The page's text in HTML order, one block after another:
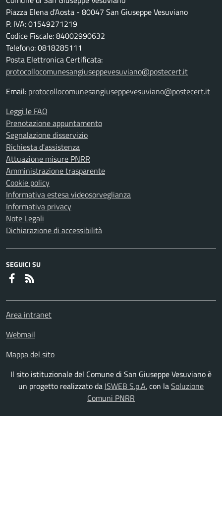
Piazza Elena d'Aosta - 80047 San Giuseppe Vesuviano
P. IVA: 01549271219
Codice Fiscale: 84002990632
Telefono: 0818285111
Posta Elettronica Certificata:
protocollocomunesangiuseppevesuviano@postecert.it
Email: protocollocomunesangiuseppevesuviano@postecert.it
Leggi le FAQ
Prenotazione appuntamento
Segnalazione disservizio
Richiesta d'assistenza
Attuazione misure PNRR
Amministrazione trasparente
Cookie policy
Informativa estesa videosorveglianza
Informativa privacy
Note Legali
Dichiarazione di accessibilità
SEGUICI SU
Faceboook
Area intranet
Webmail
Mappa del sito
Il sito istituzionale del Comune di San Giuseppe Vesuviano è
un progetto realizzato da ISWEB S.p.A.con laSoluzione
Comuni PNRR